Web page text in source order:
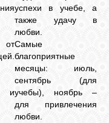
от
и
успехи в учебе, а
также удачу в
любви.
Самые
благоприятные
месяцы: июль,
сентябрь (для
учебы), ноябрь –
для привлечения
любви.